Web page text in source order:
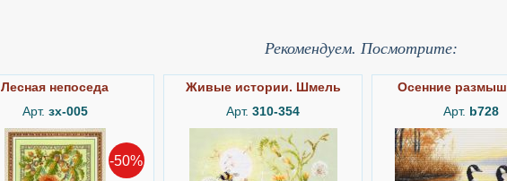
Рекомендуем. Посмотрите:
Лесная непоседа
Арт. зх-005
-50%
Живые истории. Шмель
Арт. 310-354
Осенние
Арт. b728